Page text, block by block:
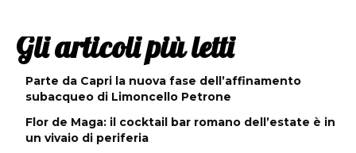
Gli articoli più letti
Parte da Capri la nuova fase dell’affinamento
subacqueo di Limoncello Petrone
Flor de Maga: il cocktail bar romano dell’estate è in
un vivaio di periferia